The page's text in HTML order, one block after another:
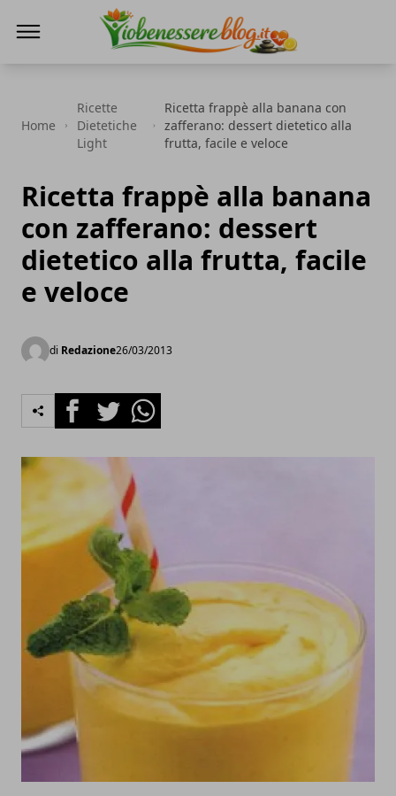
Home
Ricette
Dietetiche
Light
Ricetta frappè alla banana con
zafferano: dessert dietetico alla
frutta, facile e veloce
Ricetta frappè alla banana
con zafferano: dessert
dietetico alla frutta, facile
e veloce
di Redazione26/03/2013
FacebookTwitterWhatsapp